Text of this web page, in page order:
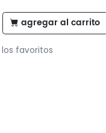
agregar al carrito
favoritos